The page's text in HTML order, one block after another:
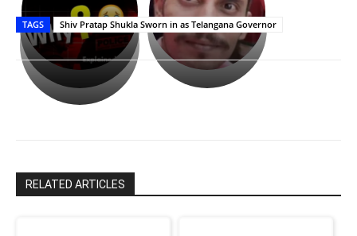
తీర్థం..తులసీదళం
లేకుండా
అసంపూర్ణం
పాన్
ఇండియా
స్టార్
హీరోయిన్‏గా
శ్రీనిధి
భర్తపై
రివెంజ్
తీర్చుకున్న
ఉపాసన..
పాపం
రామ్
TAGS Shiv Pratap Shukla Sworn in as Telangana Governor
RELATED ARTICLES